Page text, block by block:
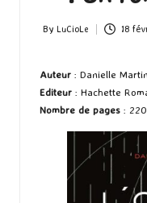
Posted
By LuCioLe 18
Auteur : Danielle
Editeur : Hachette
Nombre de pages :